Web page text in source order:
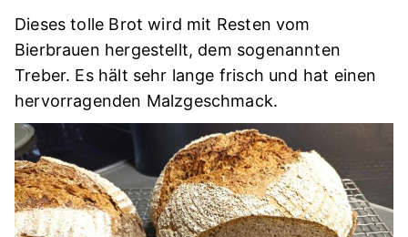
Dieses tolle Brot wird mit Resten vom
Bierbrauen hergestellt, dem sogenannten
Treber. Es hält sehr lange frisch und hat einen
hervorragenden Malzgeschmack.